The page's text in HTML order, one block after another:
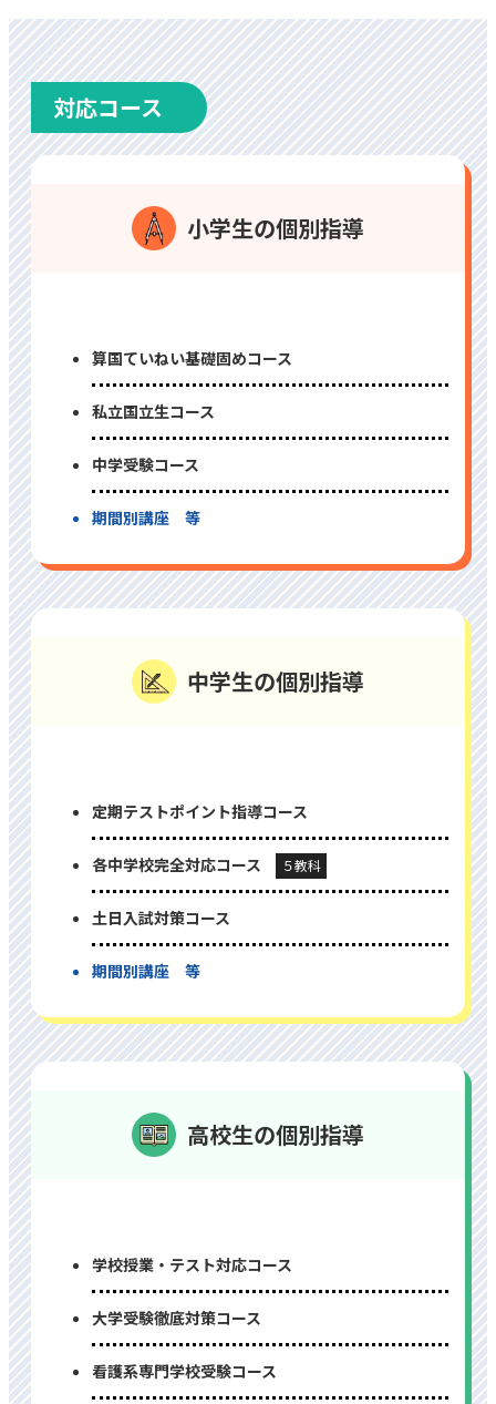
対応コース
⼩学⽣の個別指導
算国ていねい基礎固めコース
私⽴国⽴⽣コース
中学受験コース
期間別講座 等
中学⽣の個別指導
定期テストポイント指導コース
各中学校完全対応コース ５教科
⼟⽇⼊試対策コース
期間別講座 等
高校生の個別指導
学校授業・テスト対応コース
⼤学受験徹底対策コース
看護系専⾨学校受験コース